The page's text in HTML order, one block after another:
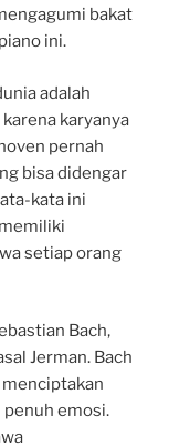
bakat
ini.
adalah
karyanya
pernah
bisa didengar
kata ini
setiap orang
Bach,
Jerman. Bach
penuh emosi.